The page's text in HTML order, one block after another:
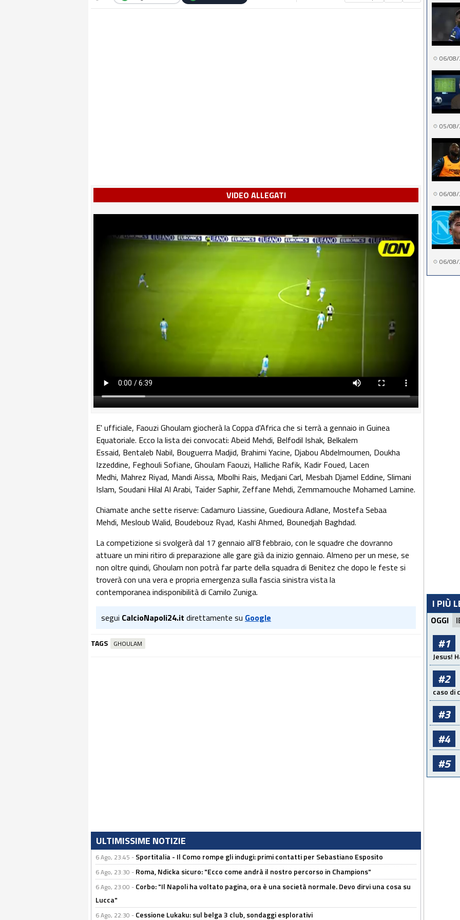
VIDEO ALLEGATI
E' ufficiale, Faouzi Ghoulam giocherà la Coppa d'Africa che si terrà a gennaio in Guinea
Equatoriale. Ecco la lista dei convocati: Abeid Mehdi, Belfodil Ishak, Belkalem
Essaid, Bentaleb Nabil, Bouguerra Madjid, Brahimi Yacine, Djabou Abdelmoumen, Doukha
Izzeddine, Feghouli Sofiane, Ghoulam Faouzi, Halliche Rafik, Kadir Foued, Lacen
Medhi, Mahrez Riyad, Mandi Aissa, Mbolhi Rais, Medjani Carl, Mesbah Djamel Eddine, Slimani
Islam, Soudani Hilal Al Arabi, Taider Saphir, Zeffane Mehdi, Zemmamouche Mohamed Lamine.
Chiamate anche sette riserve: Cadamuro Liassine, Guedioura Adlane, Mostefa Sebaa
Mehdi, Mesloub Walid, Boudebouz Ryad, Kashi Ahmed, Bounedjah Baghdad.
La competizione si svolgerà dal 17 gennaio all'8 febbraio, con le squadre che dovranno
attuare un mini ritiro di preparazione alle gare già da inizio gennaio. Almeno per un mese, se
non oltre quindi, Ghoulam non potrà far parte della squadra di Benitez che dopo le feste si
troverà con una vera e propria emergenza sulla fascia sinistra vista la
contemporanea indisponibilità di Camilo Zuniga.
segui CalcioNapoli24.it direttamente su Google
TAGS GHOULAM
ULTIMISSIME NOTIZIE
6 Ago, 23:45 - Sportitalia - Il Como rompe gli indugi: primi contatti per Sebastiano Esposito
6 Ago, 23:30 - Roma, Ndicka sicuro: "Ecco come andrà il nostro percorso in Champions"
6 Ago, 23:00 - Corbo: "Il Napoli ha voltato pagina, ora è una società normale. Devo dirvi una cosa su
Lucca"
6 Ago, 22:30 - Cessione Lukaku: sul belga 3 club, sondaggi esplorativi
06/08/
05/08/
06/08/
06/08/
I PIÙ
OGGI
#1
Jesus!
#2
caso di
#3
#4
#5